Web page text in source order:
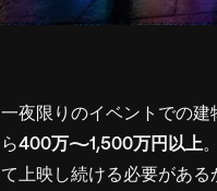
一夜限りのイベントでの建
ら400万〜1,500万円以上
て上映し続ける必要がある